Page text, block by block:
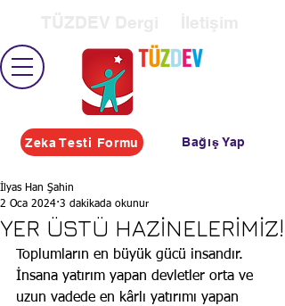
Zeka Testi Formu Bağış Yap
YER ÜSTÜ HAZİNELERİMİZ!
İlyas Han Şahin
2 Oca 2024 3 dakikada okunur
Toplumların en büyük gücü insandır.
İnsana yatırım yapan devletler orta ve
uzun vadede en kârlı yatırımı yapan